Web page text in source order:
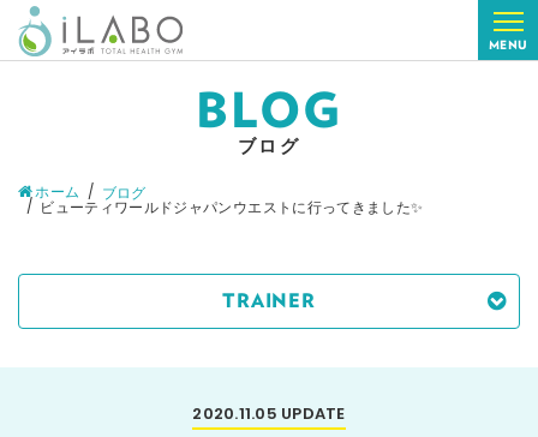
MENU
BLOG
ブログ
ホーム ブログ
ビューティワールドジャパンウエストに行ってきました✨
TRAINER
2020.11.05 UPDATE